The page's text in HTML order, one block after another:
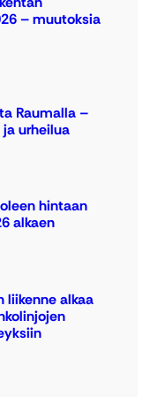
– muutoksia
Raumalla –
urheilua
hintaan
alkaen
liikenne alkaa